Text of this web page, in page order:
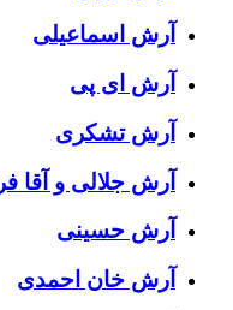
آرش اسماعیلی
آرش ای پی
آرش تشکری
آرش جلالی و آقا فرا
آرش حسینی
آرش خان احمدی